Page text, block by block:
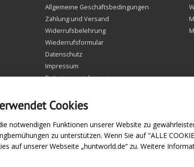
Allgemeine Geschäftsbedingungen
Zahlung und Versand
Widerrufsbelehrung
Wiederrufsformular
Datenschutz
Impressum
Batteriegesetzhinweise
Einstellungen Cookie
Cookies
notwendigen Funktionen unserer Website zu
zu unterstützen. Wenn Sie auf "ALLE
auf unserer Webseite „huntworld.de“ zu. Weitere